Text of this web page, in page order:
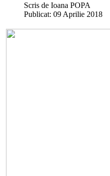
Scris de Ioana POPA
Publicat: 09 Aprilie 2018